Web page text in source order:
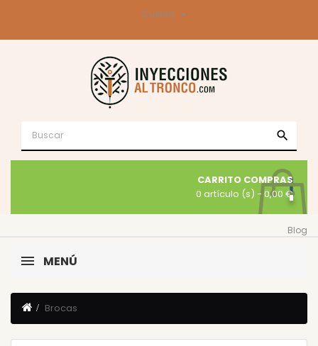
Cuenta 
search
CARRITO COMPRAS
0 artículo (s) - 0,00 €
Blog
MENÚ
Brocas